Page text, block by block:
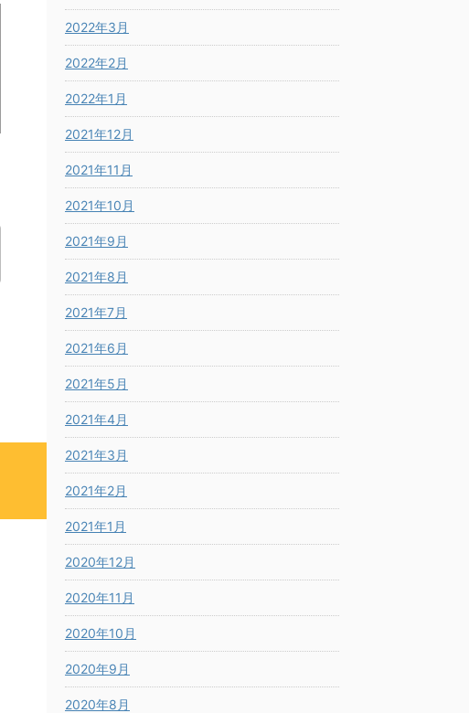
2022年3月
2022年2月
2022年1月
2021年12月
2021年11月
2021年10月
2021年9月
2021年8月
2021年7月
2021年6月
2021年5月
2021年4月
2021年3月
2021年2月
2021年1月
2020年12月
2020年11月
2020年10月
2020年9月
2020年8月